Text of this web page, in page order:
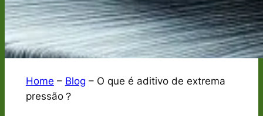
Home – Blog – O que é aditivo de extrema
pressão？